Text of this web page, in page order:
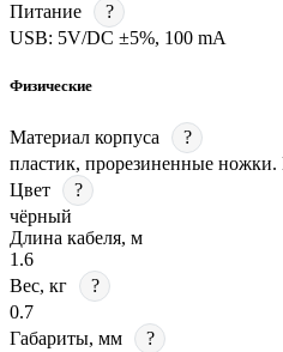
Питание
?
USB: 5V/DC ±5%, 100 mA
Физические
Материал корпуса
?
пластик, прорезиненные ножки.
Цвет
?
чёрный
Длина кабеля, м
1.6
Вес, кг
?
0.7
Габариты, мм
?